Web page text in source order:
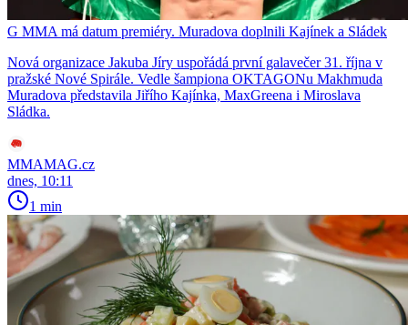
G MMA má datum premiéry. Muradova doplnili Kajínek a Sládek
Nová organizace Jakuba Jíry uspořádá první galavečer 31. října v
pražské Nové Spirále. Vedle šampiona OKTAGONu Makhmuda
Muradova představila Jiřího Kajínka, MaxGreena i Miroslava
Sládka.
MMAMAG.cz
dnes, 10:11
1 min